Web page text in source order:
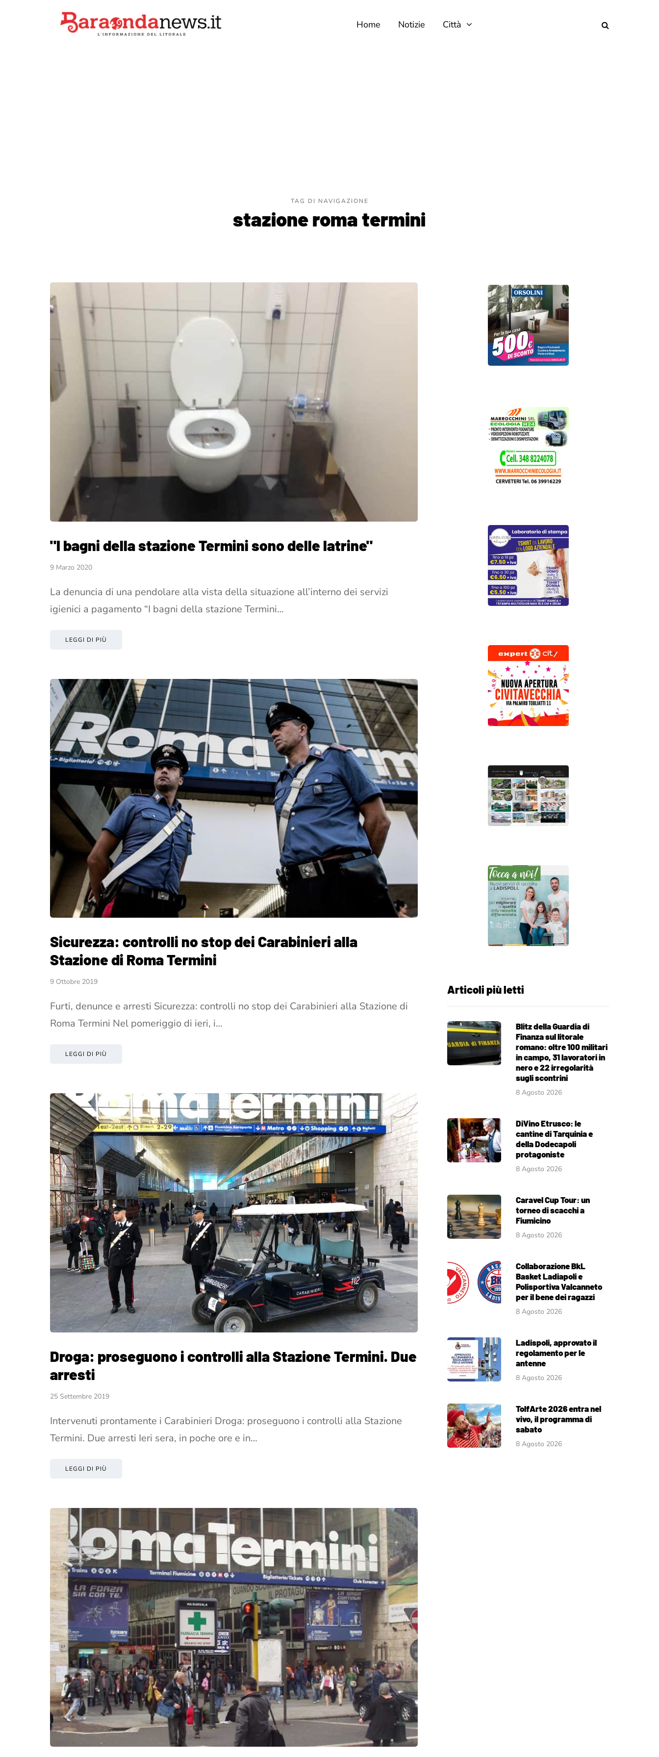
Home Notizie Città
TAG DI NAVIGAZIONE
stazione roma termini
"I bagni della stazione Termini sono delle latrine"
9 Marzo 2020
La denuncia di una pendolare alla vista della situazione all’interno dei servizi
igienici a pagamento “I bagni della stazione Termini…
LEGGI DI PIÙ
Sicurezza: controlli no stop dei Carabinieri alla
Stazione di Roma Termini
9 Ottobre 2019
Furti, denunce e arresti Sicurezza: controlli no stop dei Carabinieri alla Stazione di
Roma Termini Nel pomeriggio di ieri, i…
LEGGI DI PIÙ
Droga: proseguono i controlli alla Stazione Termini. Due
arresti
25 Settembre 2019
Intervenuti prontamente i Carabinieri Droga: proseguono i controlli alla Stazione
Termini. Due arresti Ieri sera, in poche ore e in…
LEGGI DI PIÙ
Articoli più letti
Blitz della Guardia di
Finanza sul litorale
romano: oltre 100 militari
in campo, 31 lavoratori in
nero e 22 irregolarità
sugli scontrini
8 Agosto 2026
DiVino Etrusco: le
cantine di Tarquinia e
della Dodecapoli
protagoniste
8 Agosto 2026
Caravel Cup Tour: un
torneo di scacchi a
Fiumicino
8 Agosto 2026
Collaborazione BkL
Basket Ladiapoli e
Polisportiva Valcanneto
per il bene dei ragazzi
8 Agosto 2026
Ladispoli, approvato il
regolamento per le
antenne
8 Agosto 2026
TolfArte 2026 entra nel
vivo, il programma di
sabato
8 Agosto 2026